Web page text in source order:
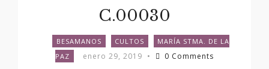
C.00030
BESAMANOS CULTOS
MARÍA STMA. DE LA
PAZ
enero 29, 2019 • 0 Comments